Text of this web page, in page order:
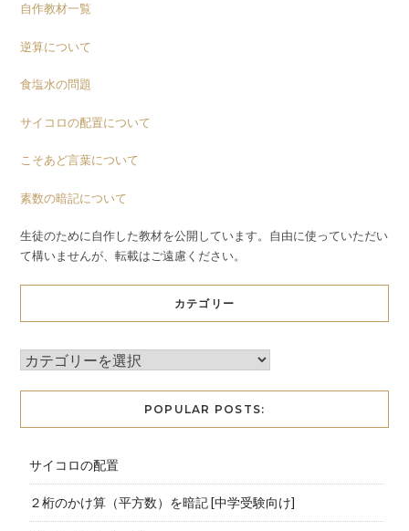
自作教材一覧
逆算について
食塩水の問題
サイコロの配置について
こそあど言葉について
素数の暗記について
生徒のために自作した教材を公開しています。自由に使っていただい
て構いませんが、転載はご遠慮ください。
カテゴリー
POPULAR POSTS:
サイコロの配置
２桁のかけ算（平方数）を暗記 [中学受験向け]